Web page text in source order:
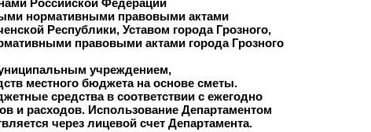
нормативными правовыми актами
Республики, Уставом города Грозного,
правовыми актами города Грозного
учреждением,
местного бюджета на основе сметы.
средства в соответствии с ежегодно
и расходов. Использование Департаментом
через лицевой счет Департамента.